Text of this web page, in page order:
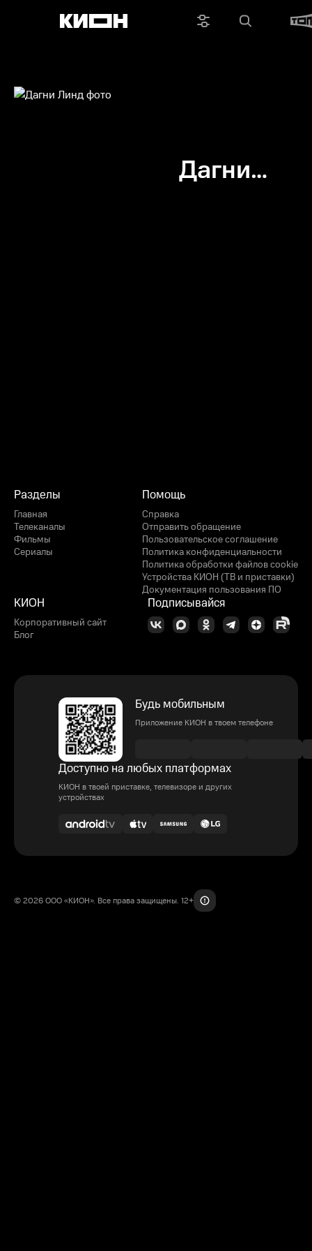
Дагни
Разделы
Главная
Телеканалы
Фильмы
Сериалы
Помощь
Справка
Отправить обращение
Пользовательское соглашение
Политика конфиденциальности
Политика обработки файлов cookie
Устройства КИОН (ТВ и приставки)
Документация пользования ПО
КИОН
Корпоративный сайт
Блог
Подписывайся
Будь мобильным
Приложение КИОН в твоем телефоне
Доступно на любых платформах
КИОН в твоей приставке, телевизоре и других
устройствах
© 2026 ООО «КИОН». Все права защищены. 12+